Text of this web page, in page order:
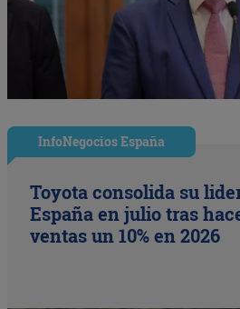
InfoNegocios España
Toyota consolida su
España en julio tras
ventas un 10% en 2026